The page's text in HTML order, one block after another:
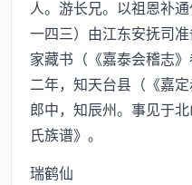
人。游长兄。以祖恩补
一四三）由江东安抚司
家藏书（《嘉泰会稽志
二年，知天台县（《嘉
郎中，知辰州。事见于
氏族谱》。
瑞鹤仙